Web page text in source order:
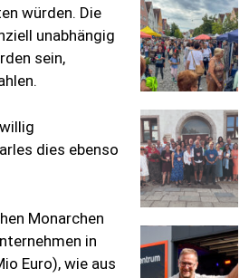
würden. Die
unabhängig
sein,
dies ebenso
Monarchen
in
Euro), wie aus